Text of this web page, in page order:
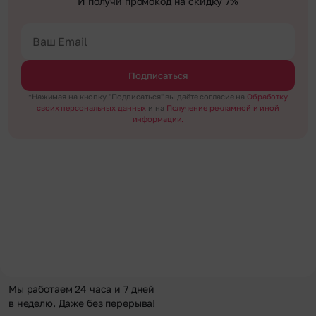
Подписаться
*Нажимая на кнопку "Подписаться" вы даёте согласие на Обработку
своих персональных данных и на Получение рекламной и иной
информации.
Мы работаем 24 часа и 7 дней
в неделю. Даже без перерыва!